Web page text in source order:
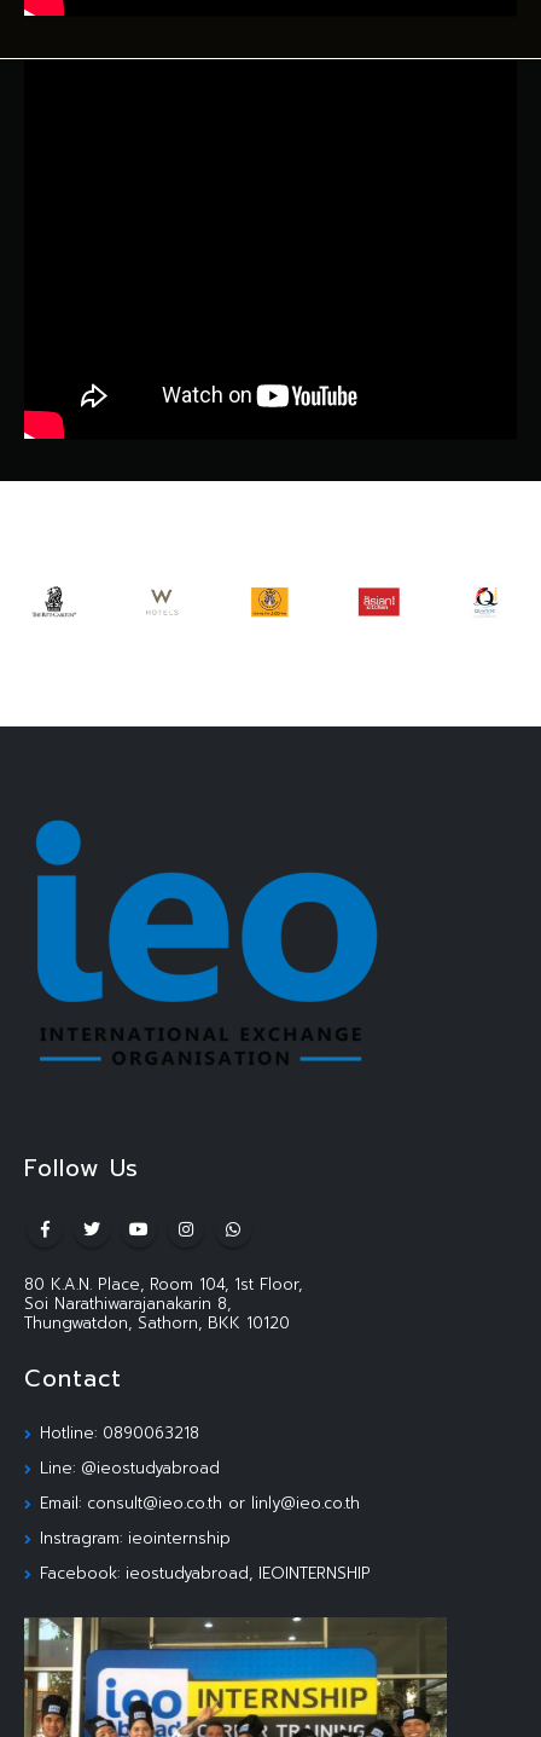
Follow Us
80 K.A.N. Place, Room 104, 1st Floor,
Soi Narathiwarajanakarin 8,
Thungwatdon, Sathorn, BKK 10120
Contact
Hotline: 0890063218
Line: @ieostudyabroad
Email: consult@ieo.co.th or linly@ieo.co.th
Instragram: ieointernship
Facebook: ieostudyabroad, IEOINTERNSHIP